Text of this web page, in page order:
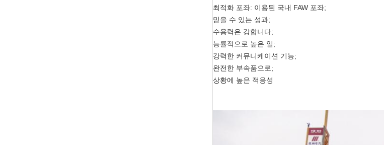
최적화 포좌: 이용된 국내 FAW 포좌;
믿을 수 있는 성과;
수용력은 강합니다;
능률적으로 높은 일;
강력한 커뮤니케이션 기능;
완전한 부속품으로;
상황에 높은 적응성